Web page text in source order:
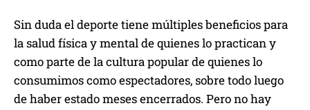
Sin duda el deporte tiene múltiples beneficios para
la salud física y mental de quienes lo practican y
como parte de la cultura popular de quienes lo
consumimos como espectadores, sobre todo luego
de haber estado meses encerrados. Pero no hay